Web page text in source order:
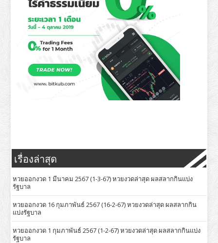
เรื่องล่าสุด
หวยออกงวด 1 มีนาคม 2567 (1-3-67) หวยงวดล่าสุด ผลสลากกินแบ่ง
รัฐบาล
หวยออกงวด 16 กุมภาพันธ์ 2567 (16-2-67) หวยงวดล่าสุด ผลสลากกิน
แบ่งรัฐบาล
หวยออกงวด 1 กุมภาพันธ์ 2567 (1-2-67) หวยงวดล่าสุด ผลสลากกินแบ่ง
รัฐบาล